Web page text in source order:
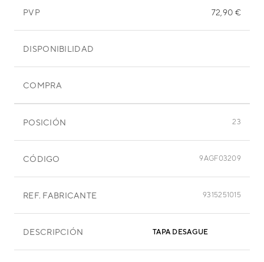
PVP 72,90 €
DISPONIBILIDAD
COMPRA
POSICIÓN 23
CÓDIGO 9AGF03209
REF. FABRICANTE 9315251015
DESCRIPCIÓN TAPA DESAGUE